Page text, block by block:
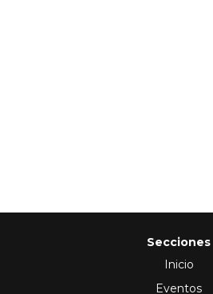
Secciones
Inicio
Eventos